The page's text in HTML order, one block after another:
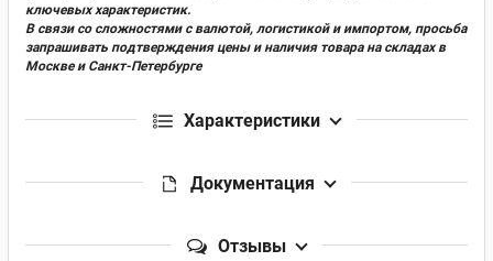
ключевых характеристик.
В связи со сложностями с валютой, логистикой и импортом, просьба
запрашивать подтверждения цены и наличия товара на складах в
Москве и Санкт-Петербурге
Характеристики
Документация
Отзывы